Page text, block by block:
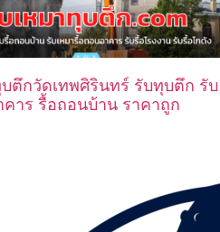
ตึกวัดเทพศิรินทร์ รับทุบตึก รับ
าร รื้อถอนบ้าน ราคาถูก